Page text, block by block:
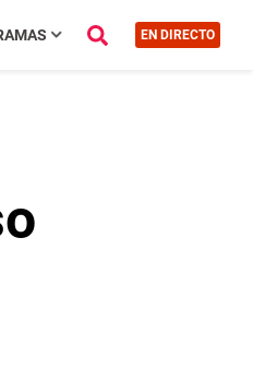
EN DIRECTO